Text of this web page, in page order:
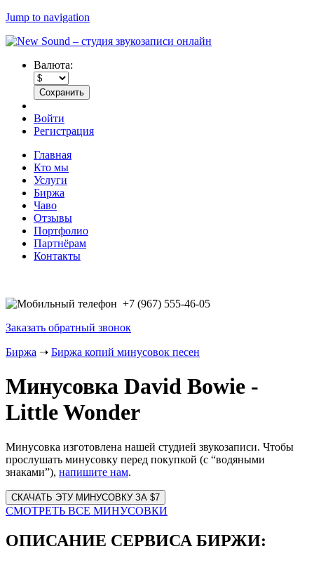
Jump to navigation
Валюта:
Войти
Регистрация
Главная
Кто мы
Услуги
Биржа
Чаво
Отзывы
Портфолио
Партнёрам
Контакты
+7 (967) 555-46-05
Заказать обратный звонок
Биржа ➝ Биржа копий минусовок песен
Минусовка David Bowie -
Little Wonder
Минусовка изготовлена нашей студией звукозаписи. Чтобы
прослушать минусовку перед покупкой (с “водяными
знаками”), напишите нам.
Website
URL
СМОТРЕТЬ ВСЕ МИНУСОВКИ
ОПИСАНИЕ СЕРВИСА БИРЖИ: